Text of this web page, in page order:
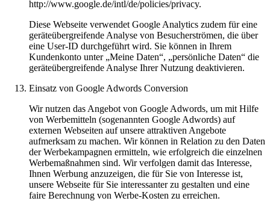
http://www.google.de/intl/de/policies/privacy.
Diese Webseite verwendet Google Analytics zudem für eine
geräteübergreifende Analyse von Besucherströmen, die über
eine User-ID durchgeführt wird. Sie können in Ihrem
Kundenkonto unter „Meine Daten“, „persönliche Daten“ die
geräteübergreifende Analyse Ihrer Nutzung deaktivieren.
Einsatz von Google Adwords Conversion
Wir nutzen das Angebot von Google Adwords, um mit Hilfe
von Werbemitteln (sogenannten Google Adwords) auf
externen Webseiten auf unsere attraktiven Angebote
aufmerksam zu machen. Wir können in Relation zu den Daten
der Werbekampagnen ermitteln, wie erfolgreich die einzelnen
Werbemaßnahmen sind. Wir verfolgen damit das Interesse,
Ihnen Werbung anzuzeigen, die für Sie von Interesse ist,
unsere Webseite für Sie interessanter zu gestalten und eine
faire Berechnung von Werbe-Kosten zu erreichen.